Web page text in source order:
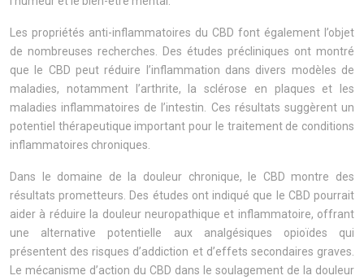
Les propriétés anti-inflammatoires du CBD font également l’objet
de nombreuses recherches. Des études précliniques ont montré
que le CBD peut réduire l’inflammation dans divers modèles de
maladies, notamment l’arthrite, la sclérose en plaques et les
maladies inflammatoires de l’intestin. Ces résultats suggèrent un
potentiel thérapeutique important pour le traitement de conditions
inflammatoires chroniques.
Dans le domaine de la douleur chronique, le CBD montre des
résultats prometteurs. Des études ont indiqué que le CBD pourrait
aider à réduire la douleur neuropathique et inflammatoire, offrant
une alternative potentielle aux analgésiques opioïdes qui
présentent des risques d’addiction et d’effets secondaires graves.
Le mécanisme d’action du CBD dans le soulagement de la douleur